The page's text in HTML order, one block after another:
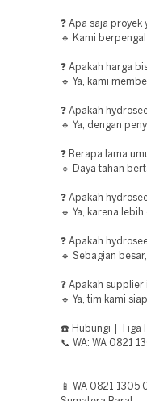
❓ Apa saja
🔹 Kami
❓ Apakah harga
🔹 Ya, kami
❓ Apakah
🔹 Ya, dengan
❓ Berapa lama
🔹 Daya tahan
❓ Apakah
🔹 Ya, karena
❓ Apakah
🔹 Sebagian
❓ Apakah
🔹 Ya, tim kami
☎️ Hubungi | Tiga
📞 WA: WA 0821
📱 WA 0821